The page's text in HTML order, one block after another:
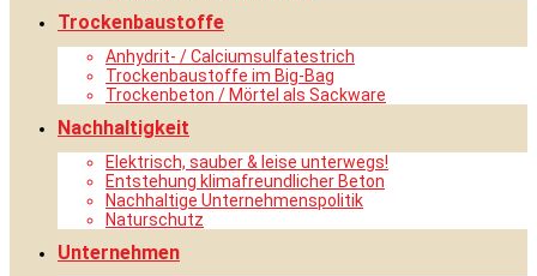
Trockenbaustoffe
Anhydrit- / Calciumsulfatestrich
Trockenbaustoffe im Big-Bag
Trockenbeton / Mörtel als Sackware
Nachhaltigkeit
Elektrisch, sauber & leise unterwegs!
Entstehung klimafreundlicher Beton
Nachhaltige Unternehmenspolitik
Naturschutz
Unternehmen